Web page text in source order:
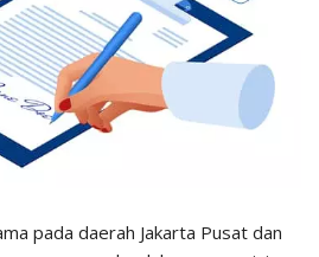
pada daerah Jakarta Pusat dan